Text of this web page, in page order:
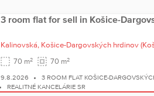
3 room flat for sell in Košice-
Kalinovská, Košice-Dargovských hrdinov
70 m2 70 m2
9.8.2026
3 ROOM FLAT KOŠICE-
REALITNÉ KANCELÁRIE SR